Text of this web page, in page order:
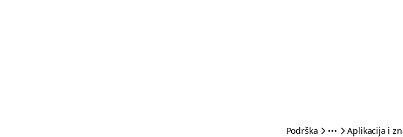
Podrška Aplikacija i